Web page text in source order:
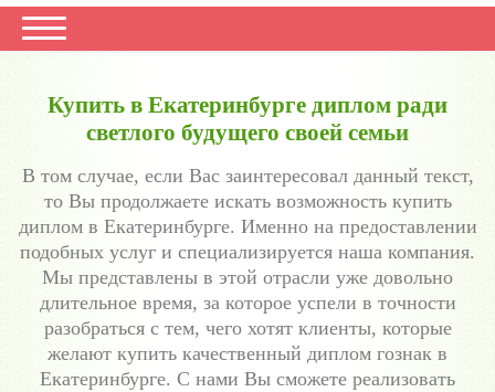
Купить в Екатеринбурге диплом ради
светлого будущего своей семьи
В том случае, если Вас заинтересовал данный текст,
то Вы продолжаете искать возможность купить
диплом в Екатеринбурге. Именно на предоставлении
подобных услуг и специализируется наша компания.
Мы представлены в этой отрасли уже довольно
длительное время, за которое успели в точности
разобраться с тем, чего хотят клиенты, которые
желают купить качественный диплом гознак в
Екатеринбурге. С нами Вы сможете реализовать